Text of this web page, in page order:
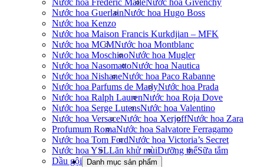
Nước hoa Frederic MalleNước hoa Givenchy
Nước hoa GuerlainNước hoa Hugo Boss
Nước hoa Kenzo
Nước hoa Maison Francis Kurkdjian – MFK
Nước hoa MCMNước hoa Montblanc
Nước hoa MoschinoNước hoa Mugler
Nước hoa NasomattoNước hoa Nautica
Nước hoa NishaneNước hoa Paco Rabanne
Nước hoa Parfums de MarlyNước hoa Prada
Nước hoa Ralph LaurenNước hoa Roja Dove
Nước hoa Serge LutensNước hoa Valentino
Nước hoa VersaceNước hoa XerjoffNước hoa Zara
Profumum RomaNước hoa Salvatore Ferragamo
Nước hoa Tom FordNước hoa Victoria’s Secret
Nước hoa YSLLăn khử mùiDưỡng thểSữa tắm
Dầu gội
Danh mục sản phẩm